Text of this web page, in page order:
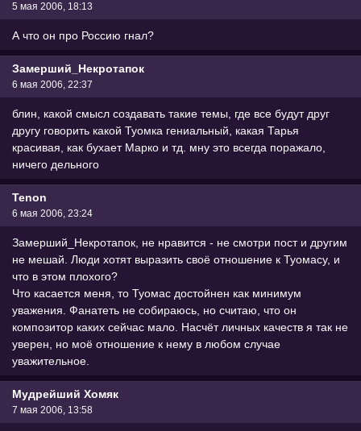
5 мая 2006, 18:13
А что он про Россию гнал?
Замерший_Некротапок
6 мая 2006, 22:37
блин, какой смысл создавать такие темы, где все будут друг
другу говорить какой Туомка гениальный, какая Тарья
красивая, как бухает Марко и тд. мну это всегда поражало,
ничего дельного
Tenon
6 мая 2006, 23:24
Замерший_Некротапок, не нравится - не смотри пост и другим
не мешай. Люди хотят выразить своё отношение к Туомасу, и
что в этом плохого?
Что касается меня, то Туомас достойнен как минимум
уважения. Фанатеть не собираюсь, но считаю, что он
композитор каких сейчас мало. Насчёт личных качеств я так не
уверен, но моё отношение к нему в любом случае
уважительное.
Мудрейший Хомяк
7 мая 2006, 13:58